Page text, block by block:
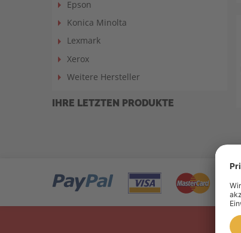
Epson
Konica Minolta
Lexmark
Xerox
Weitere Hersteller
IHRE LETZTEN PRODUKTE